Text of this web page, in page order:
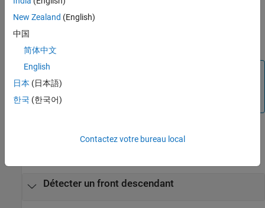
Indexez les éléments d’une matrice avec des nombres ou des
expressions correspondant à un entier constant.
Remarque
La détection des fronts n’est supportée que dans les
diagrammes Stateflow
Détecter un front descendant
New Zealand (English)
中国
简体中文
English
日本 (日本語)
한국 (한국어)
Contactez votre bureau local